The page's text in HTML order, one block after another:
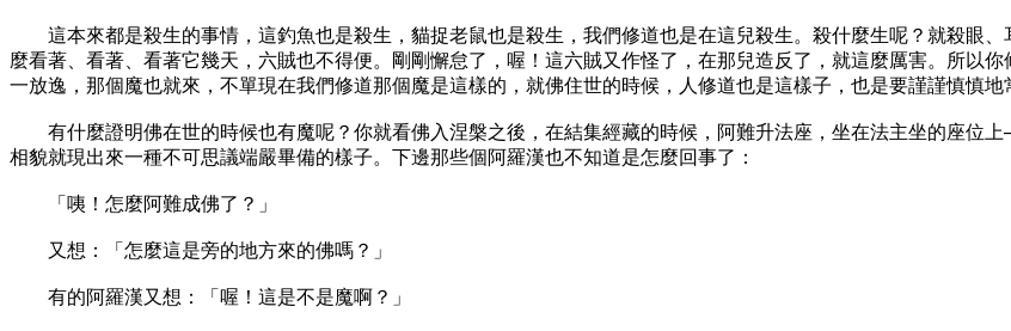
這本來都是殺生的事情，這釣魚也是殺生，貓捉老鼠也是殺生，我們修道也是在這兒殺生。殺什麼生呢？就殺眼、
麼看著、看著、看著它幾天，六賊也不得便。剛剛懈怠了，喔！這六賊又作怪了，在那兒造反了，就這麼厲害。所以
一放逸，那個魔也就來，不單現在我們修道那個魔是這樣的，就佛住世的時候，人修道也是這樣子，也是要謹謹慎慎地
有什麼證明佛在世的時候也有魔呢？你就看佛入涅槃之後，在結集經藏的時候，阿難升法座，坐在法主坐的座位
相貌就現出來一種不可思議端嚴畢備的樣子。下邊那些個阿羅漢也不知道是怎麼回事了：
「咦！怎麼阿難成佛了？」
又想：「怎麼這是旁的地方來的佛嗎？」
有的阿羅漢又想：「喔！這是不是魔啊？」